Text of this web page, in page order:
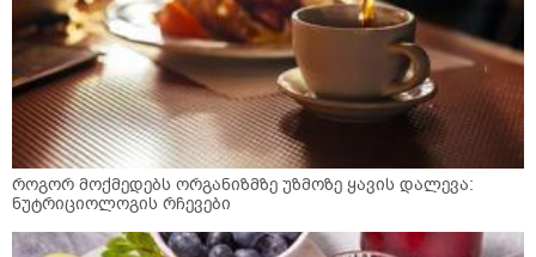
როგორ მოქმედებს ორგანიზმზე უზმოზე ყავის დალევა:
ნუტრიციოლოგის რჩევები